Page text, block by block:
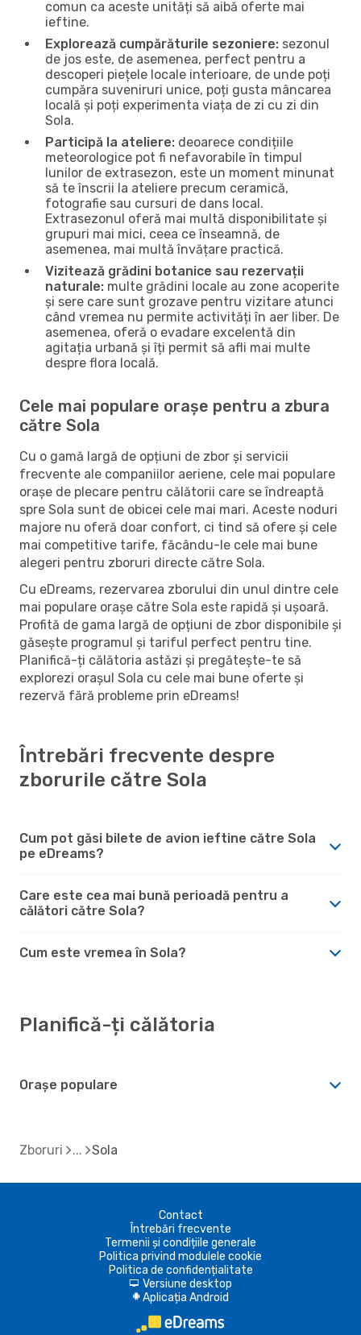
comun ca aceste unități să aibă oferte mai
ieftine.
Explorează cumpărăturile sezoniere: sezonul
de jos este, de asemenea, perfect pentru a
descoperi piețele locale interioare, de unde poți
cumpăra suveniruri unice, poți gusta mâncarea
locală și poți experimenta viața de zi cu zi din
Sola.
Participă la ateliere: deoarece condițiile
meteorologice pot fi nefavorabile în timpul
lunilor de extrasezon, este un moment minunat
să te înscrii la ateliere precum ceramică,
fotografie sau cursuri de dans local.
Extrasezonul oferă mai multă disponibilitate și
grupuri mai mici, ceea ce înseamnă, de
asemenea, mai multă învățare practică.
Vizitează grădini botanice sau rezervații
naturale: multe grădini locale au zone acoperite
și sere care sunt grozave pentru vizitare atunci
când vremea nu permite activități în aer liber. De
asemenea, oferă o evadare excelentă din
agitația urbană și îți permit să afli mai multe
despre flora locală.
Cele mai populare orașe pentru a zbura
către Sola
Cu o gamă largă de opțiuni de zbor și servicii
frecvente ale companiilor aeriene, cele mai populare
orașe de plecare pentru călătorii care se îndreaptă
spre Sola sunt de obicei cele mai mari. Aceste noduri
majore nu oferă doar confort, ci tind să ofere și cele
mai competitive tarife, făcându-le cele mai bune
alegeri pentru zboruri directe către Sola.
Cu eDreams, rezervarea zborului din unul dintre cele
mai populare orașe către Sola este rapidă și ușoară.
Profită de gama largă de opțiuni de zbor disponibile și
găsește programul și tariful perfect pentru tine.
Planifică-ți călătoria astăzi și pregătește-te să
explorezi orașul Sola cu cele mai bune oferte și
rezervă fără probleme prin eDreams!
Întrebări frecvente despre
zborurile către Sola
Cum pot găsi bilete de avion ieftine către Sola
pe eDreams?
Care este cea mai bună perioadă pentru a
călători către Sola?
Cum este vremea în Sola?
Planifică-ți călătoria
Orașe populare
Zboruri Sola
Contact
Întrebări frecvente
Termenii și condițiile generale
Politica privind modulele cookie
Politica de confidențialitate
d Versiune desktop
A Aplicația Android